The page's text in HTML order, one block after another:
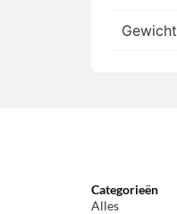
Gewicht
Categorieën
Alles